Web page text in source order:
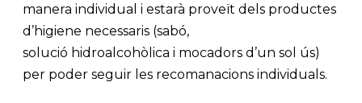
manera individual i estarà proveït dels productes
d’higiene necessaris (sabó,
solució hidroalcohòlica i mocadors d’un sol ús)
per poder seguir les recomanacions individuals.